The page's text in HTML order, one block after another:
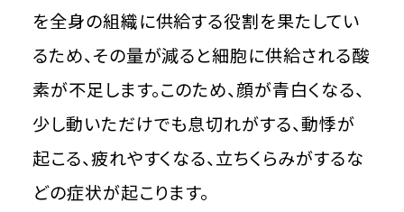
を全身の組織に供給する役割を果たしてい
るため、その量が減ると細胞に供給される酸
素が不足します。このため、顔が青白くなる、
少し動いただけでも息切れがする、動悸が
起こる、疲れやすくなる、立ちくらみがするな
どの症状が起こります。